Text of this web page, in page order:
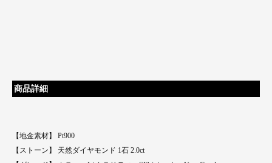
商品詳細
【地金素材】 Pt900
【ストーン】 天然ダイヤモンド 1石 2.0ct